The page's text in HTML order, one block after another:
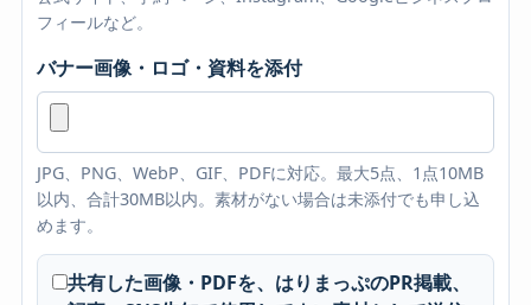
フィールなど。
バナー画像・ロゴ・資料を添付
JPG、PNG、WebP、GIF、PDFに対応。最大5点、1点10MB
以内、合計30MB以内。素材がない場合は未添付でも申し込
めます。
共有した画像・PDFを、はりまっぷのPR掲載、